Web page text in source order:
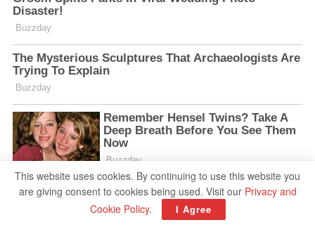
This website uses cookies. By continuing to use this website you
are giving consent to cookies being used. Visit our Privacy and
Cookie Policy. I Agree